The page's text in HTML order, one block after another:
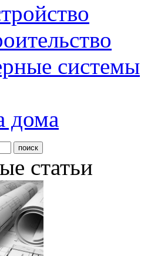
системы
дома
статьи